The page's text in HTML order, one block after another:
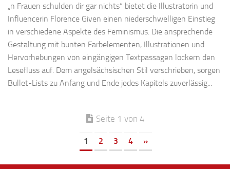
„n Frauen schulden dir gar nichts“ bietet die Illustratorin und
Influencerin Florence Given einen niederschwelligen Einstieg
in verschiedene Aspekte des Feminismus. Die ansprechende
Gestaltung mit bunten Farbelementen, Illustrationen und
Hervorhebungen von eingängigen Textpassagen lockern den
Lesefluss auf. Dem angelsächsischen Stil verschrieben, sorgen
Bullet-Lists zu Anfang und Ende jedes Kapitels zuverlässig...
Seite 1 von 4
1 2 3 4 »